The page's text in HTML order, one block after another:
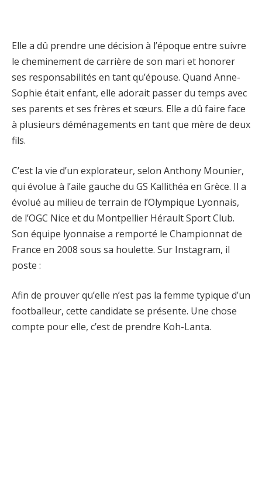
Elle a dû prendre une décision à l’époque entre suivre
le cheminement de carrière de son mari et honorer
ses responsabilités en tant qu’épouse. Quand Anne-
Sophie était enfant, elle adorait passer du temps avec
ses parents et ses frères et sœurs. Elle a dû faire face
à plusieurs déménagements en tant que mère de deux
fils.
C’est la vie d’un explorateur, selon Anthony Mounier,
qui évolue à l’aile gauche du GS Kallithéa en Grèce. Il a
évolué au milieu de terrain de l’Olympique Lyonnais,
de l’OGC Nice et du Montpellier Hérault Sport Club.
Son équipe lyonnaise a remporté le Championnat de
France en 2008 sous sa houlette. Sur Instagram, il
poste :
Afin de prouver qu’elle n’est pas la femme typique d’un
footballeur, cette candidate se présente. Une chose
compte pour elle, c’est de prendre Koh-Lanta.